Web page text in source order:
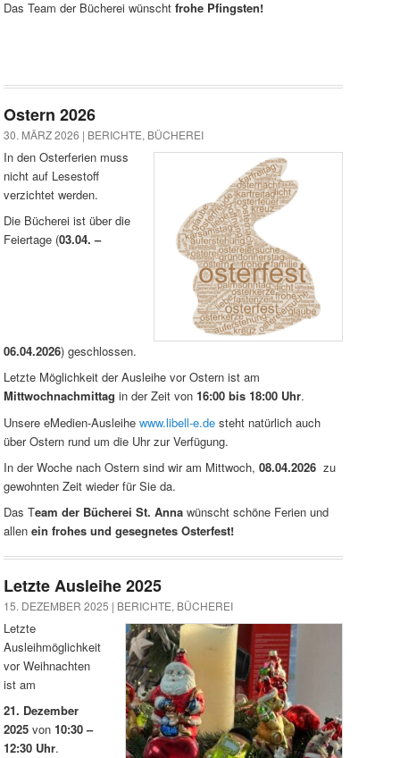
Das Team der Bücherei wünschtfrohe Pfingsten!
Ostern 2026
30. MÄRZ 2026 | BERICHTE, BÜCHEREI
In den Osterferien muss
nicht auf Lesestoff
verzichtet werden.
Die Bücherei ist über die
Feiertage (03.04. –
06.04.2026) geschlossen.
Letzte Möglichkeit der Ausleihe vor Ostern ist am
Mittwochnachmittag in der Zeit von16:00 bis 18:00 Uhr.
Unsere eMedien-Ausleihewww.libell-e.de steht natürlich auch
über Ostern rund um die Uhr zur Verfügung.
In der Woche nach Ostern sind wir am Mittwoch,08.04.2026 zu
gewohnten Zeit wieder für Sie da.
Das Team der Bücherei St. Anna wünscht schöne Ferien und
allenein frohes und gesegnetes Osterfest!
Letzte Ausleihe 2025
15. DEZEMBER 2025 | BERICHTE, BÜCHEREI
Letzte
Ausleihmöglichkeit
vor Weihnachten
ist am
21. Dezember
2025 von10:30 –
12:30 Uhr.